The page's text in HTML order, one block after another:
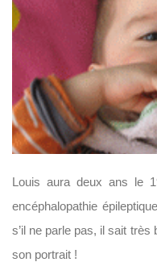
Louis aura deux ans le
encéphalopathie
s’il ne parle pas, il sait
son portrait !